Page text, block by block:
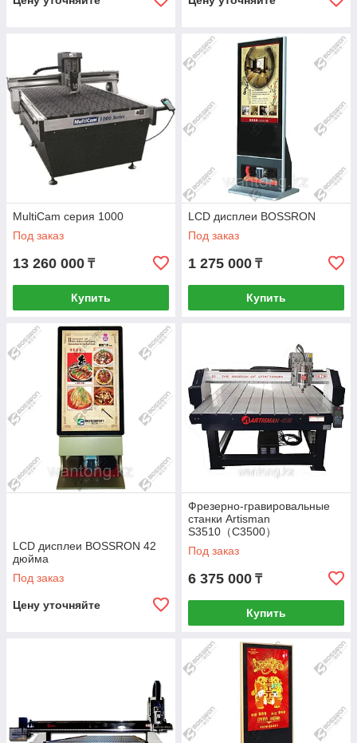
MultiCam серия 1000
Под заказ
13 260 000 ₸
Купить
LCD дисплеи BOSSRON
Под заказ
1 275 000 ₸
Купить
LCD дисплеи BOSSRON 42
дюйма
Под заказ
Цену уточняйте
Фрезерно-гравировальные
станки Artisman
S3510（C3500）
Под заказ
6 375 000 ₸
Купить